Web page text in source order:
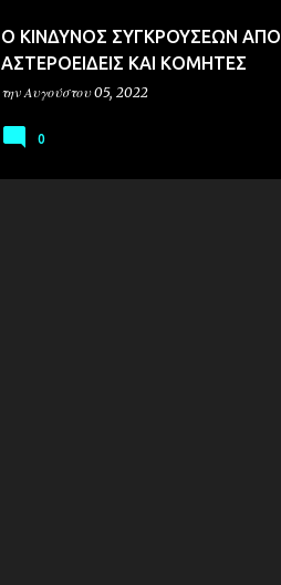
Ο ΚΙΝΔΥΝΟΣ ΣΥΓΚΡΟΥΣΕΩΝ ΑΠΟ
ΑΣΤΕΡΟΕΙΔΕΙΣ ΚΑΙ ΚΟΜΗΤΕΣ
την Αυγούστου 05, 2022
0